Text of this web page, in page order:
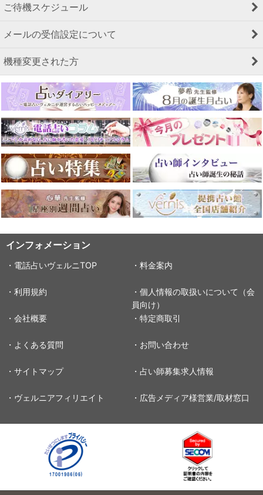
ご待機スケジュール
メールの受信設定について
機種変更された方
インフォメーション
・電話占いヴェルニTOP ・料金案内
・利用規約
・個人情報の取扱いについて（会
員向け）
・会社概要
・特定商取引
・よくある質問 ・お問い合わせ
・サイトマップ ・占い師募集求人情報
・ヴェルニアフィリエイト ・広告メディア様営業/取材窓口